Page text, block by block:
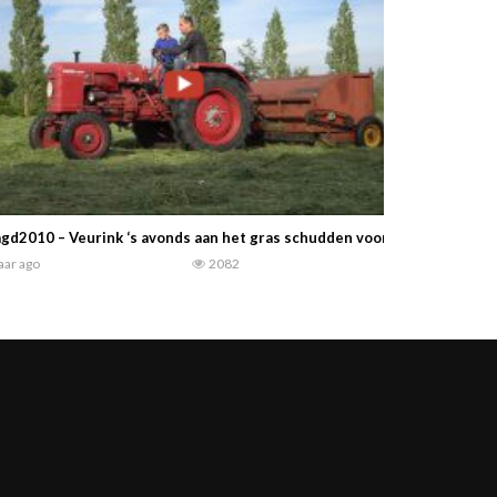
– Veurink ‘s avonds aan het gras schudden voor hooi met
ago 2082